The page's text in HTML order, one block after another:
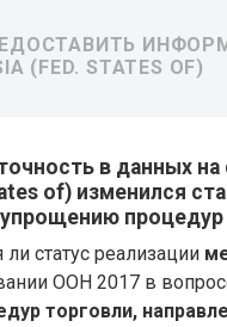
(FED. STATES OF)
в данных на
of) изменился
процедур
статус реализации
ООН 2017 в
торговли,